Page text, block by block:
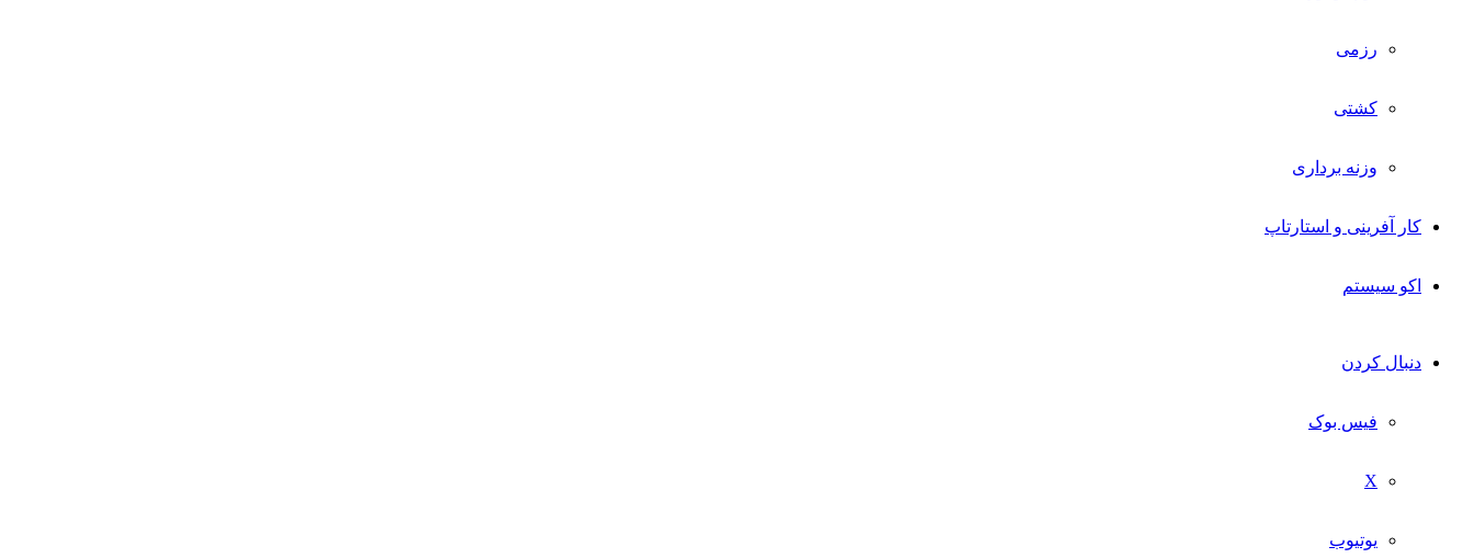
رزمی
کشتی
وزنه برداری
کار آفرینی و استارتاپ
اکو سیستم
دنبال کردن
فیس بوک
X
یوتیوب